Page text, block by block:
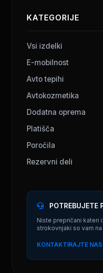
KATEGORIJE
Vsi izdelki
E-mobilnost
Avto tepihi
Avtokozmetika
Dodatna oprema
Platišča
Poročila
Rezervni deli
POTREBUJETE
Niste prepričani kateri
strokovnjaki so vam
KONTAKTIRAJTE NAS